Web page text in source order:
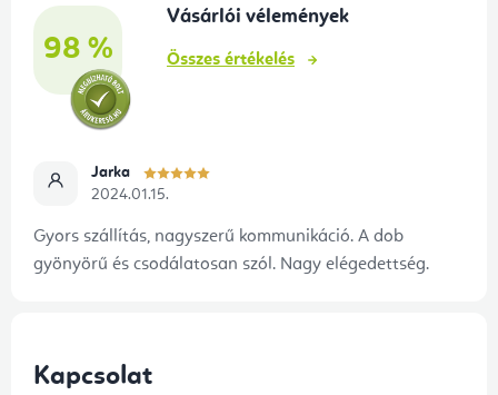
e
m
98 %
Vásárlói vélemények
Összes értékelés
Jarka
2024.01.15.
Gyors szállítás, nagyszerű kommunikáció. A dob
gyönyörű és csodálatosan szól. Nagy elégedettség.
Kapcsolat